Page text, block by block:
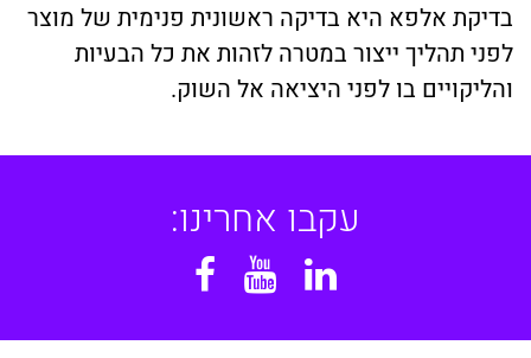
בדיקת אלפא היא בדיקה ראשונית פנימית של מוצר
לפני תהליך ייצור במטרה לזהות את כל הבעיות
והליקויים בו לפני היציאה אל השוק.
עקבו אחרינו:
Linkedin
YouTube